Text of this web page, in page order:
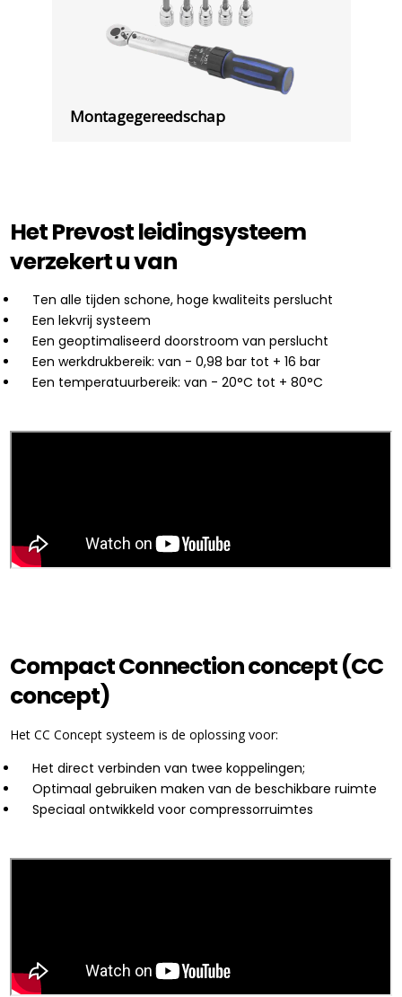
Montagegereedschap
Het Prevost leidingsysteem
verzekert u van
Ten alle tijden schone, hoge kwaliteits perslucht
Een lekvrij systeem
Een geoptimaliseerd doorstroom van perslucht
Een werkdrukbereik: van - 0,98 bar tot + 16 bar
Een temperatuurbereik: van - 20°C tot + 80°C
Compact Connection concept (CC
concept)
Het CC Concept systeem is de oplossing voor:
Het direct verbinden van twee koppelingen;
Optimaal gebruiken maken van de beschikbare ruimte
Speciaal ontwikkeld voor compressorruimtes